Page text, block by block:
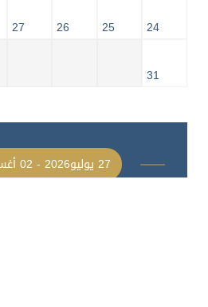
24
25
26
27
31
27 يوليو2026 - 02 أغسطس2026